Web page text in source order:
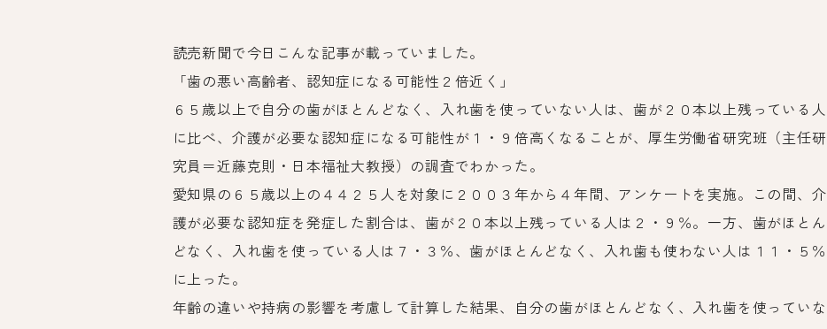
読売新聞で今日こんな記事が載っていました。
「歯の悪い高齢者、認知症になる可能性２倍近く」
６５歳以上で自分の歯がほとんどなく、入れ歯を使っていない人は、歯が２０本以上残っている人
に比べ、介護が必要な認知症になる可能性が１・９倍高くなることが、厚生労働省研究班（主任研
究員＝近藤克則・日本福祉大教授）の調査でわかった。
愛知県の６５歳以上の４４２５人を対象に２００３年から４年間、アンケートを実施。この間、介
護が必要な認知症を発症した割合は、歯が２０本以上残っている人は２・９％。一方、歯がほとん
どなく、入れ歯を使っている人は７・３％、歯がほとんどなく、入れ歯も使わない人は１１・５％
に上った。
年齢の違いや持病の影響を考慮して計算した結果、自分の歯がほとんどなく、入れ歯を使っていな